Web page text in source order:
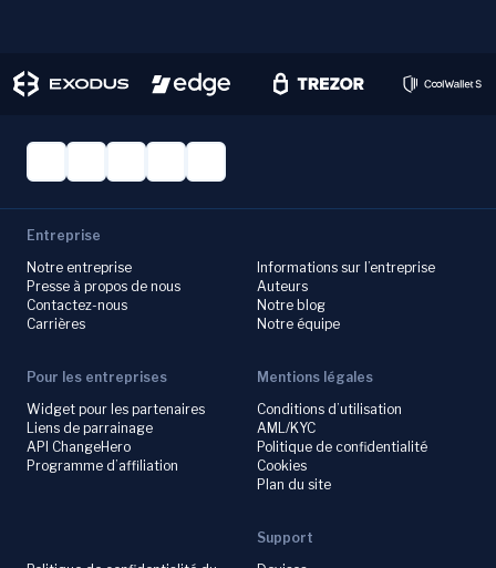
Entreprise
Notre entreprise
Presse à propos de nous
Contactez-nous
Carrières
Informations sur l’entreprise
Auteurs
Notre blog
Notre équipe
Pour les entreprises
Widget pour les partenaires
Liens de parrainage
API ChangeHero
Programme d’affiliation
Mentions légales
Conditions d’utilisation
AML/KYC
Politique de confidentialité
Cookies
Plan du site
Support